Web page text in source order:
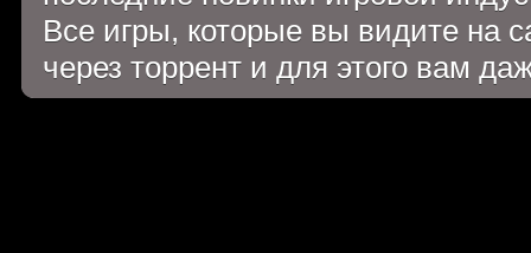
Все игры, которые вы видите на
через торрент и для этого вам